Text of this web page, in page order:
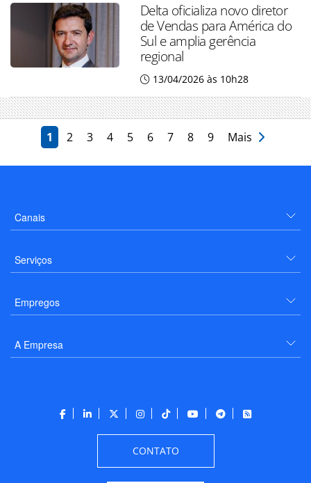
Delta oficializa novo diretor
de Vendas para América do
Sul e amplia gerência
regional
13/04/2026 às 10h28
1 2 3 4 5 6 7 8 9 Mais
Canais
Serviços
Empregos
A Empresa
CONTATO